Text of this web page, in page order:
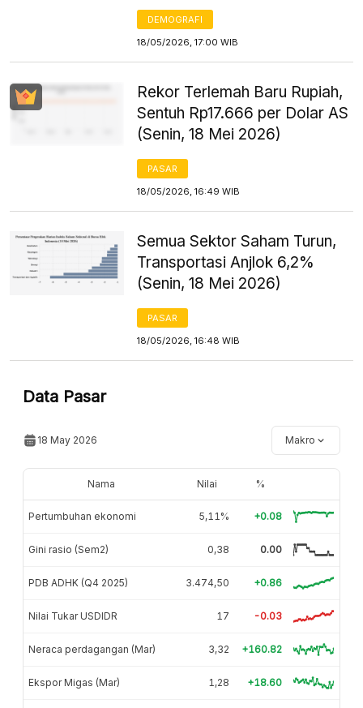
DEMOGRAFI
18/05/2026, 17:00 WIB
Rekor Terlemah Baru Rupiah,
Sentuh Rp17.666 per Dolar AS
(Senin, 18 Mei 2026)
PASAR
18/05/2026, 16:49 WIB
Semua Sektor Saham Turun,
Transportasi Anjlok 6,2%
(Senin, 18 Mei 2026)
PASAR
18/05/2026, 16:48 WIB
Data Pasar
18 May 2026 Makro
Nama Nilai %
Pertumbuhan ekonomi 5,11% +0.08
Gini rasio (Sem2) 0,38 0.00
PDB ADHK (Q4 2025) 3.474,50 +0.86
Nilai Tukar USDIDR 17 -0.03
Neraca perdagangan (Mar) 3,32 +160.82
Ekspor Migas (Mar) 1,28 +18.60